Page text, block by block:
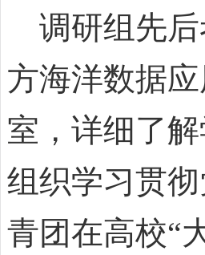
调研组先后
方海洋数据
室，详细了
组织学习贯
青团在高校“